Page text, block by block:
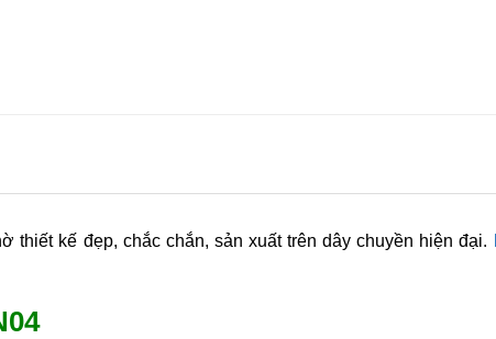
thiết kế đẹp, chắc chắn, sản xuất trên dây chuyền hiện đại.